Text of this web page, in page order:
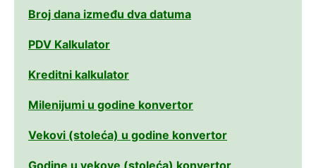
Broj dana između dva datuma
PDV Kalkulator
Kreditni kalkulator
Milenijumi u godine konvertor
Vekovi (stoleća) u godine konvertor